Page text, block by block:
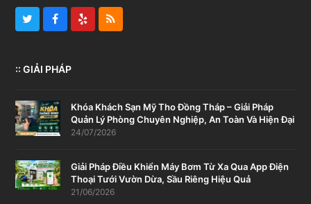
TwitterFacebook
Yelp RSS
:: GIẢI PHÁP
Khóa Khách Sạn Mỹ Tho Đồng Tháp – Giải Pháp
Quản Lý Phòng Chuyên Nghiệp, An Toàn Và Hiện Đại
24/07/2026
Giải Pháp Điều Khiển Máy Bơm Từ Xa Qua App Điện
Thoại Tưới Vườn Dừa, Sầu Riêng Hiệu Quả
21/06/2026